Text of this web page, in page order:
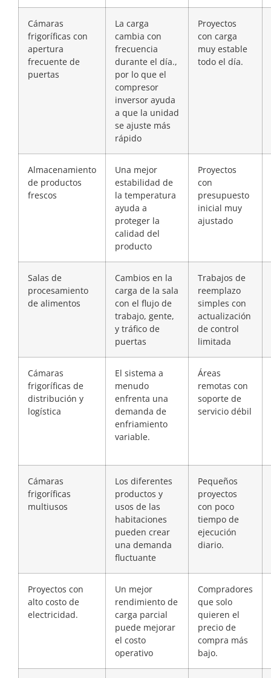
Cámaras
frigoríficas con
apertura
frecuente de
puertas
La carga
cambia con
frecuencia
durante el día.,
por lo que el
compresor
inversor ayuda
a que la unidad
se ajuste más
rápido
Proyectos
con carga
muy estable
todo el día.
Almacenamiento
de productos
frescos
Una mejor
estabilidad de
la temperatura
ayuda a
proteger la
calidad del
producto
Proyectos
con
presupuesto
inicial muy
ajustado
Salas de
procesamiento
de alimentos
Cambios en la
carga de la sala
con el flujo de
trabajo, gente,
y tráfico de
puertas
Trabajos de
reemplazo
simples con
actualización
de control
limitada
Cámaras
frigoríficas de
distribución y
logística
El sistema a
menudo
enfrenta una
demanda de
enfriamiento
variable.
Áreas
remotas con
soporte de
servicio débil
Cámaras
frigoríficas
multiusos
Los diferentes
productos y
usos de las
habitaciones
pueden crear
una demanda
fluctuante
Pequeños
proyectos
con poco
tiempo de
ejecución
diario.
Proyectos con
alto costo de
electricidad.
Un mejor
rendimiento de
carga parcial
puede mejorar
el costo
operativo
Compradores
que solo
quieren el
precio de
compra más
bajo.